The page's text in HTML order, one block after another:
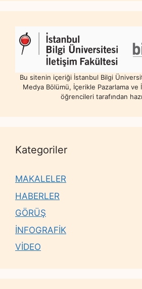
Bu sitenin içeriği İstanbul Bilgi
Medya Bölümü, İçerikle Pazarlama
öğrencileri tarafından
Kategoriler
MAKALELER
HABERLER
GÖRÜŞ
İNFOGRAFİK
VİDEO